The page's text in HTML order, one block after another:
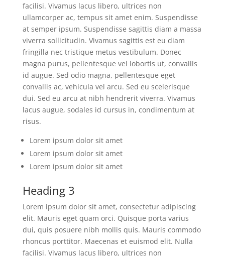
facilisi. Vivamus lacus libero, ultrices non
ullamcorper ac, tempus sit amet enim. Suspendisse
at semper ipsum. Suspendisse sagittis diam a massa
viverra sollicitudin. Vivamus sagittis est eu diam
fringilla nec tristique metus vestibulum. Donec
magna purus, pellentesque vel lobortis ut, convallis
id augue. Sed odio magna, pellentesque eget
convallis ac, vehicula vel arcu. Sed eu scelerisque
dui. Sed eu arcu at nibh hendrerit viverra. Vivamus
lacus augue, sodales id cursus in, condimentum at
risus.
Lorem ipsum dolor sit amet
Lorem ipsum dolor sit amet
Lorem ipsum dolor sit amet
Heading 3
Lorem ipsum dolor sit amet, consectetur adipiscing
elit. Mauris eget quam orci. Quisque porta varius
dui, quis posuere nibh mollis quis. Mauris commodo
rhoncus porttitor. Maecenas et euismod elit. Nulla
facilisi. Vivamus lacus libero, ultrices non